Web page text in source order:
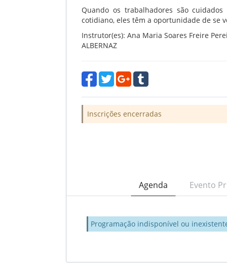
Quando os trabalhadores são
cotidiano, eles têm a oportunidade de se
Instrutor(es): Ana Maria Soares Freire
ALBERNAZ
Inscrições encerradas
Agenda Evento
Programação indisponível ou